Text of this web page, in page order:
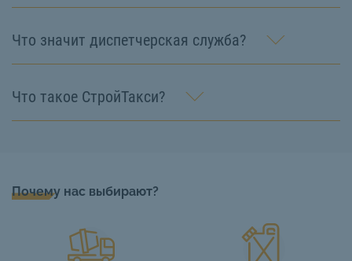
Что значит диспетчерская служба?
Что такое СтройТакси?
Почему нас выбирают?